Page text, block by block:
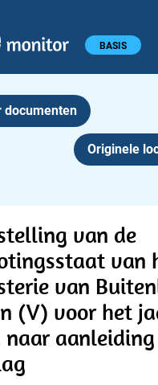
BASIS
documenten
Originele
van de
van
van
(V) voor het
naar